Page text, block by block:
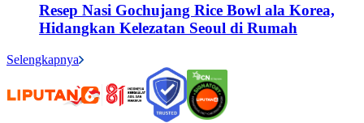
Resep Nasi Gochujang Rice Bowl ala Korea,
Hidangkan Kelezatan Seoul di Rumah
Selengkapnya